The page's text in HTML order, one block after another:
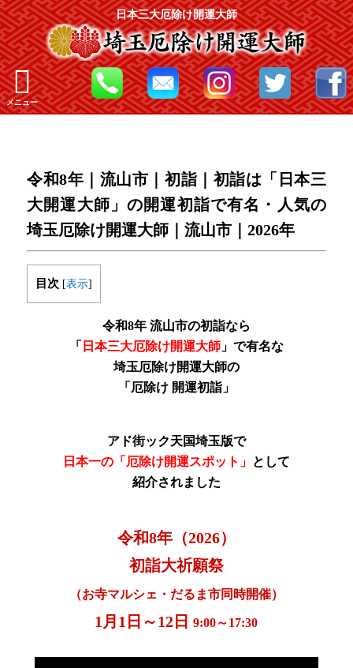
日本三大厄除け開運大師
メニュー
令和8年｜流山市｜初詣｜初詣は「日本三
大開運大師」の開運初詣で有名・人気の
埼玉厄除け開運大師｜流山市｜2026年
目次 [表示]
令和8年 流山市の初詣なら
「 日本三大厄除け開運大師」で有名な
埼玉厄除け開運大師の
「厄除け 開運初詣」
アド街ック天国埼玉版で
日本一の「厄除け開運スポット」 として
紹介されました
令和8年（2026）
初詣大祈願祭
（お寺マルシェ・だるま市同時開催）
1月1日～12日9:00～17:30